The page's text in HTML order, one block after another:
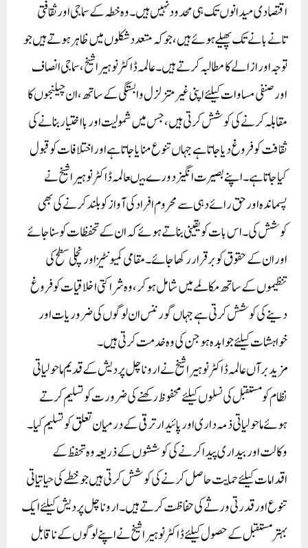
اقتصادی میدانوں تک ہی محدود نہیں ہیں۔ وہ خطہ کے سماجی اور ثقافتی
تانے بانے تک پھیلے ہوئے ہیں، جو کہ متعدد شکلوں میں ظاہر ہوتے ہیں جو
توجہ اور ازالے کا مطالبہ کرتے ہیں۔ عالمہ ڈاکٹر نوہیرا شیخ، سماجی انصاف
اور صنفی مساوات کیلئے اپنی غیر متزلزل وابستگی کے ساتھ، ان چیلنجوں کا
مقابلہ کرنے کی کوشش کرتی ہیں، جس میں شمولیت اور بااختیار بنانے کی
ثقافت کو فروغ دیا جاتا ہے جہاں تنوع منایا جاتا ہے اور اختلافات کو قبول
کیا جاتا ہے۔ اپنے بصیرت انگیز دورے میںعالمہ ڈاکٹر نوہیرا شیخ نے
پسماندہ اور حق رائے دہی سے محروم افراد کی آواز کو بلند کرنے کی بھی
کوشش کی۔ اس بات کو یقینی بناتے ہوئے کہ ان کے تحفظات کو سنا جائے
اور ان کے حقوق کو برقرار رکھا جائے۔ مقامی کمیونٹیز اور نچلی سطح کی
تنظیموں کے ساتھ مکالمے میں شامل ہو کر، وہ شراکتی اخلاقیات کو فروغ
دینے کی کوشش کرتی ہے جہاں گورننس ان لوگوں کی ضروریات اور
خواہشات کیلئے جوابدہ ہو جن کی وہ خدمت کرتی ہیں۔
مزید برآں عالمہ ڈاکٹر نوہیرا شیخ نے اروناچل پردیش کے قدیم ماحولیاتی
نظام کو مستقبل کی نسلوں کیلئے محفوظ رکھنے کی ضرورت کو تسلیم کرتے
ہوئے ماحولیاتی ذمہ داری اور پائیدار ترقی کے درمیان تعلق کو تسلیم کیا۔
وکالت اور بیداری پیدا کرنے کی کوششوں کے ذریعہ وہ تحفظ کے
اقدامات کیلئے حمایت حاصل کرنے کی کوشش کرتی ہیں جو خطے کی حیاتیاتی
تنوع اور قدرتی ورثے کی حفاظت کرتے ہیں۔ اروناچل پردیش کیلئے ایک
بہتر مستقبل کے حصول کیلئے ڈاکٹر نوہیرا شیخ نے اپنے لوگوں کے ناقابل